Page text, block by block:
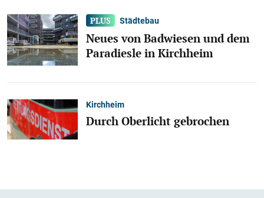
Städtebau
Neues von Badwiesen und dem
Paradiesle in Kirchheim
Kirchheim
Durch Oberlicht gebrochen